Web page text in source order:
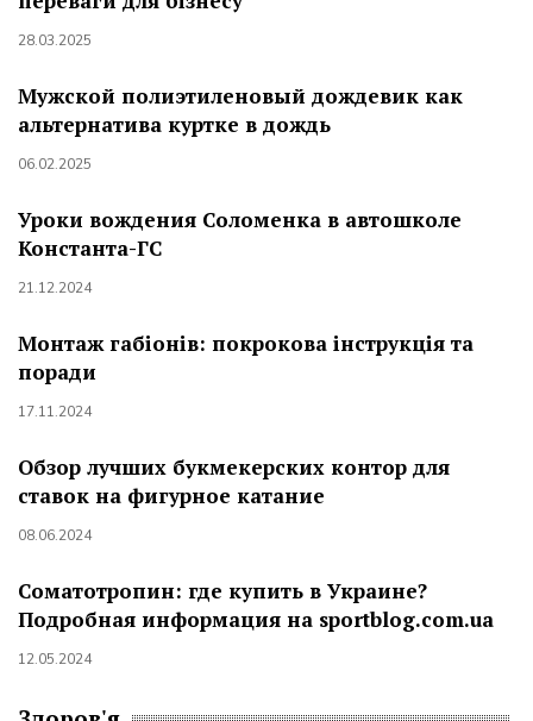
28.03.2025
Мужской полиэтиленовый дождевик как
альтернатива куртке в дождь
06.02.2025
Уроки вождения Соломенка в автошколе
Константа-ГС
21.12.2024
Монтаж габіонів: покрокова інструкція та
поради
17.11.2024
Обзор лучших букмекерских контор для
ставок на фигурное катание
08.06.2024
Соматотропин: где купить в Украине?
Подробная информация на sportblog.com.ua
12.05.2024